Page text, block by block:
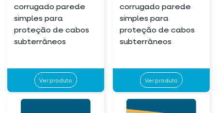
corrugado parede
simples para
proteção de cabos
subterrâneos
Ver produto
corrugado parede
simples para
proteção de cabos
subterrâneos
Ver produto